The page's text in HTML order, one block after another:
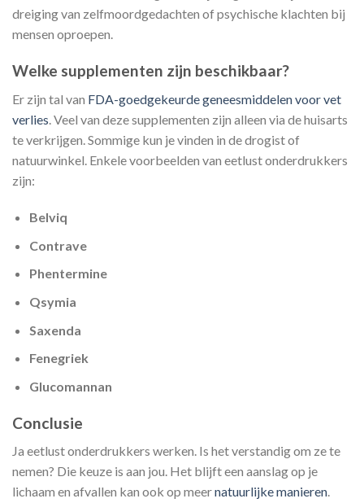
dreiging van zelfmoordgedachten of psychische klachten bij
mensen oproepen.
Welke supplementen zijn beschikbaar?
Er zijn tal van FDA-goedgekeurde geneesmiddelen voor vet
verlies . Veel van deze supplementen zijn alleen via de huisarts
te verkrijgen. Sommige kun je vinden in de drogist of
natuurwinkel. Enkele voorbeelden van eetlust onderdrukkers
zijn:
Belviq
Contrave
Phentermine
Qsymia
Saxenda
Fenegriek
Glucomannan
Conclusie
Ja eetlust onderdrukkers werken. Is het verstandig om ze te
nemen? Die keuze is aan jou. Het blijft een aanslag op je
lichaam en afvallen kan ook op meernatuurlijke manieren.